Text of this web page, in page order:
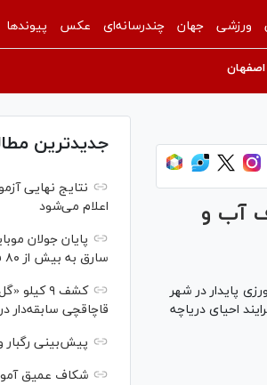
ورزشی جهان چندرسانه‌ای عکس پیوندها
آب و
پایدار در شهر
احیای دریاچه
جدیدترین
اعلام می‌شود
سارق به بیش از ۸۰ فقره سرقت اعتراف کردند
کشف ۹
قاچاقچی سابقه‌دار
پیش‌بینی رگبار
شکاف عمیق